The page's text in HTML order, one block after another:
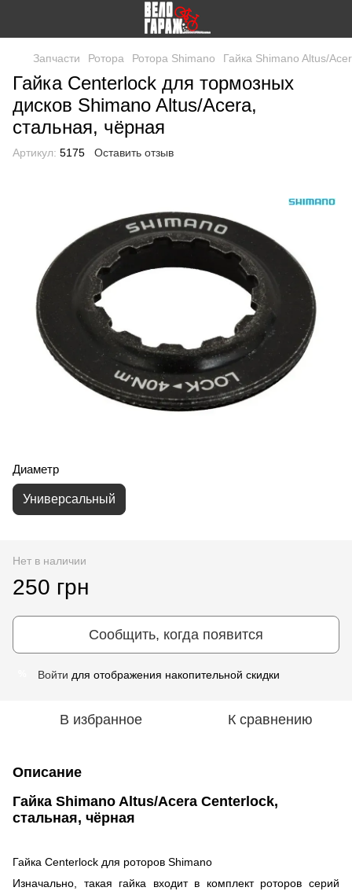
Запчасти Ротора Ротора Shimano Гайка Shimano Altus/
Гайка Centerlock для тормозных
дисков Shimano Altus/Acera,
стальная, чёрная
Артикул: 5175 Оставить отзыв
Диаметр
Универсальный
Нет в наличии
250 грн
Сообщить, когда появится
Войти для отображения накопительной скидки
В избранное К сравнению
Описание
Гайка Shimano Altus/Acera Centerlock,
стальная, чёрная
Гайка Centerlock для роторов Shimano
Изначально, такая гайка входит в комплект роторов серий